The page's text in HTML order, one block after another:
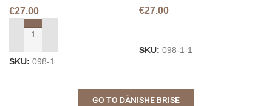
€27.00
SKU: 098-1
€27.00
SKU: 098-1-1
GO TO DÄNISHE BRISE